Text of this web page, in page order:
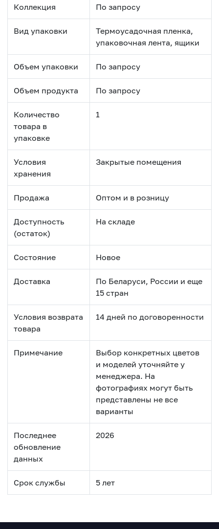
Коллекция По запросу
Вид упаковки
Термоусадочная пленка,
упаковочная лента, ящики
Объем упаковки По запросу
Объем продукта По запросу
Количество
товара в
упаковке
1
Условия
хранения
Закрытые помещения
Продажа Оптом и в розницу
Доступность
(остаток)
На складе
Состояние Новое
Доставка
По Беларуси, России и еще
15 стран
Условия возврата
товара
14 дней по договоренности
Примечание
Выбор конкретных цветов
и моделей уточняйте у
менеджера. На
фотографиях могут быть
представлены не все
варианты
Последнее
обновление
данных
2026
Срок службы 5 лет